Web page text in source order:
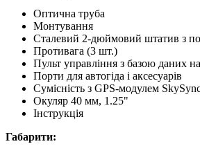
Оптична труба
Монтування
Сталевий 2-дюймовий штатив з
Противага (3 шт.)
Пульт управління з базою даних
Порти для автогіда і аксесуарів
Сумісність з GPS-модулем
Окуляр 40 мм, 1.25"
Інструкція
Габарити: